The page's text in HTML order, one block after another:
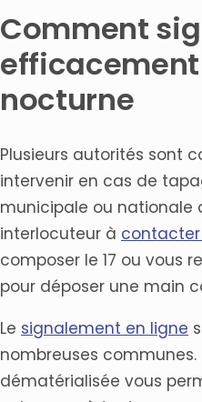
Comment
nocturne
Plusieurs autorités sont
intervenir en cas de
municipale ou nationale
interlocuteur à
composer le 17 ou vous
pour déposer une main
Le signalement en ligne
nombreuses
dématérialisée vous